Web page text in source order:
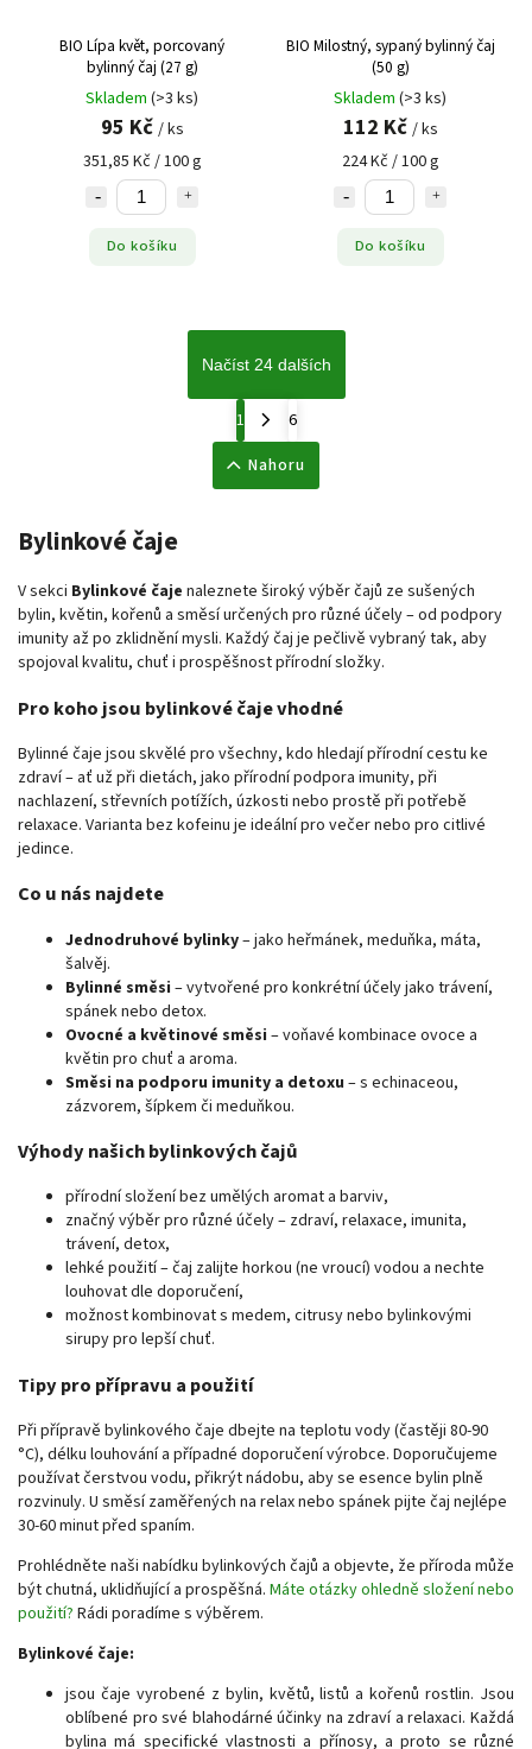
BIO Lípa květ, porcovaný
bylinný čaj (27 g)
Skladem (>3 ks)
95 Kč / ks
351,85 Kč / 100 g
Do košíku
BIO Milostný, sypaný bylinný čaj
(50 g)
Skladem (>3 ks)
112 Kč / ks
224 Kč / 100 g
Do košíku
Načíst 24 dalších
1
6
Nahoru
Bylinkové čaje
V sekci Bylinkové čaje naleznete široký výběr čajů ze sušených
bylin, květin, kořenů a směsí určených pro různé účely – od podpory
imunity až po zklidnění mysli. Každý čaj je pečlivě vybraný tak, aby
spojoval kvalitu, chuť i prospěšnost přírodní složky.
Pro koho jsou bylinkové čaje vhodné
Bylinné čaje jsou skvělé pro všechny, kdo hledají přírodní cestu ke
zdraví – ať už při dietách, jako přírodní podpora imunity, při
nachlazení, střevních potížích, úzkosti nebo prostě při potřebě
relaxace. Varianta bez kofeinu je ideální pro večer nebo pro citlivé
jedince.
Co u nás najdete
Jednodruhové bylinky– jako heřmánek, meduňka, máta,
šalvěj.
Bylinné směsi – vytvořené pro konkrétní účely jako trávení,
spánek nebo detox.
Ovocné a květinové směsi – voňavé kombinace ovoce a
květin pro chuť a aroma.
Směsi na podporu imunity a detoxu – s echinaceou,
zázvorem, šípkem či meduňkou.
Výhody našich bylinkových čajů
přírodní složení bez umělých aromat a barviv,
značný výběr pro různé účely – zdraví, relaxace, imunita,
trávení, detox,
lehké použití – čaj zalijte horkou (ne vroucí) vodou a nechte
louhovat dle doporučení,
možnost kombinovat s medem, citrusy nebo bylinkovými
sirupy pro lepší chuť.
Tipy pro přípravu a použití
Při přípravě bylinkového čaje dbejte na teplotu vody (častěji 80-90
°C), délku louhování a případné doporučení výrobce. Doporučujeme
používat čerstvou vodu, přikrýt nádobu, aby se esence bylin plně
rozvinuly. U směsí zaměřených na relax nebo spánek pijte čaj nejlépe
30-60 minut před spaním.
Prohlédněte naši nabídku bylinkových čajů a objevte, že příroda může
být chutná, uklidňující a prospěšná. Máte otázky ohledně složení nebo
použití? Rádi poradíme s výběrem.
Bylinkové čaje:
jsou čaje vyrobené z bylin, květů, listů a kořenů rostlin. Jsou
oblíbené pro své blahodárné účinky na zdraví a relaxaci. Každá
bylina má specifické vlastnosti a přínosy, a proto se různé